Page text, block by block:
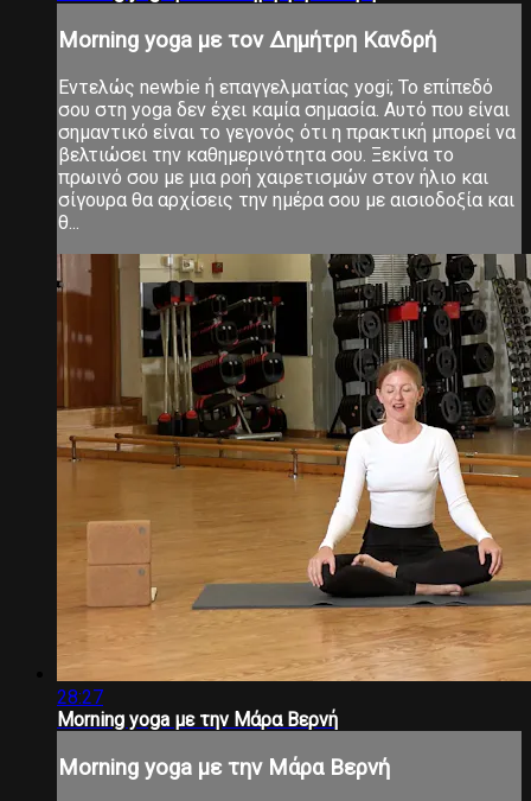
Morning yoga με τον Δημήτρη Κανδρή
Εντελώς newbie ή επαγγελματίας yogi; Το επίπεδό
σου στη yoga δεν έχει καμία σημασία. Αυτό που είναι
σημαντικό είναι το γεγονός ότι η πρακτική μπορεί να
βελτιώσει την καθημερινότητα σου. Ξεκίνα το
πρωινό σου με μια ροή χαιρετισμών στον ήλιο και
σίγουρα θα αρχίσεις την ημέρα σου με αισιοδοξία και
θ...
28:27
Morning yoga με την Μάρα Βερνή
Morning yoga με την Μάρα Βερνή